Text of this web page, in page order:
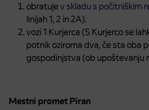
obratujev skladu s počitniškim
linijah 1, 2 in 2A).
vozi 1 Kurjerca (S Kurjerco se
potnik oziroma dva, če sta oba
gospodinjstva (ob upoštevanju
Mestni promet Piran